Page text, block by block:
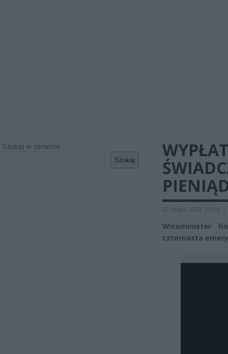
Szukaj w serwisie
Szukaj
22 maja 2023 19:14 |
Wiceminister
czternasta